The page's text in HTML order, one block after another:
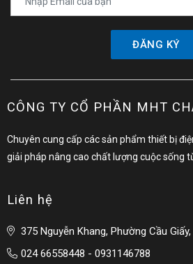
ĐĂNG KÝ
CÔNG TY CỔ PHẦN MHT
Chuyên cung cấp các sản phẩm thiết bị
giải pháp nâng cao chất lượng cuộc sống
Liên hệ
375 Nguyễn Khang, Phường Cầu
024 66558448 - 0931146788